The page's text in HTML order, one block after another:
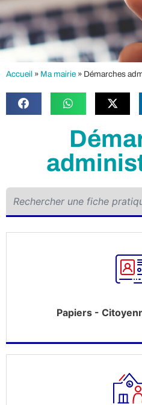
Accueil » Ma mairie » Démarches
Papiers -